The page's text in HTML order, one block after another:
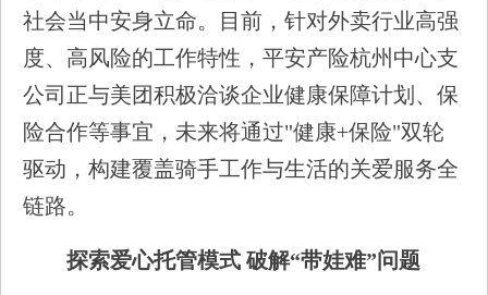
社会当中安身立命。目前，针对外卖行业高强
度、高风险的工作特性，平安产险杭州中心支
公司正与美团积极洽谈企业健康保障计划、保
险合作等事宜，未来将通过"健康+保险"双轮
驱动，构建覆盖骑手工作与生活的关爱服务全
链路。
探索爱心托管模式 破解“带娃难”问题